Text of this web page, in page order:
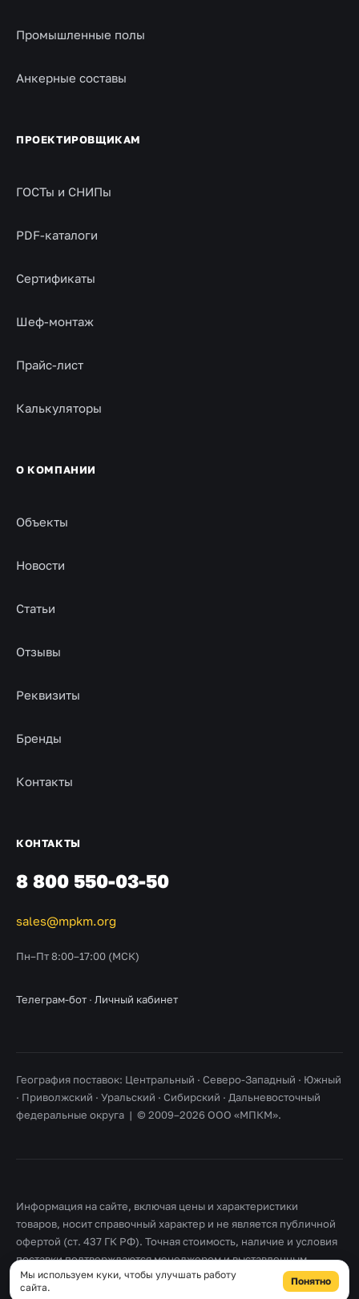
Промышленные полы
Анкерные составы
ПРОЕКТИРОВЩИКАМ
ГОСТы и СНИПы
PDF-каталоги
Сертификаты
Шеф-монтаж
Прайс-лист
Калькуляторы
О КОМПАНИИ
Объекты
Новости
Статьи
Отзывы
Реквизиты
Бренды
Контакты
КОНТАКТЫ
8 800 550-03-50
sales@mpkm.org
Пн–Пт 8:00–17:00 (МСК)
Телеграм-бот · Личный кабинет
География поставок: Центральный · Северо-Западный · Южный
· Приволжский · Уральский · Сибирский · Дальневосточный
федеральные округа | © 2009–2026 ООО «МПКМ».
Информация на сайте, включая цены и характеристики
товаров, носит справочный характер и не является публичной
офертой (ст. 437 ГК РФ). Точная стоимость, наличие и условия
поставки подтверждаются менеджером и выставленным
счетом. Товарные знаки принадлежат их правообладателям.
Правовая информация
Согласие на обработку персональных
Мы используем куки, чтобы улучшать работу
сайта.
Понятно